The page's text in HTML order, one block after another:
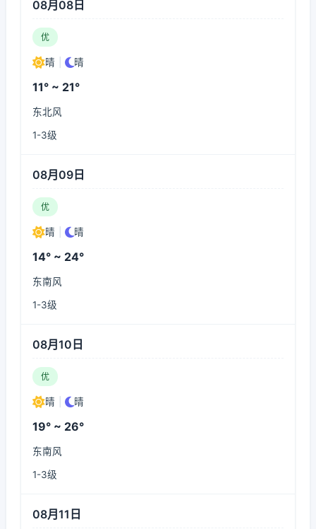
08月08日
优
晴 晴
11° ~ 21°
东北风
1-3级
08月09日
优
晴 晴
14° ~ 24°
东南风
1-3级
08月10日
优
晴 晴
19° ~ 26°
东南风
1-3级
08月11日